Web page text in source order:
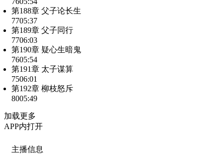
第188章 父子论长生
7705:37
第189章 父子同行
7706:03
第190章 疑心生暗鬼
7605:54
第191章 太子谋算
7506:01
第192章 柳枝怒斥
8005:49
加载更多
APP内打开
主播信息